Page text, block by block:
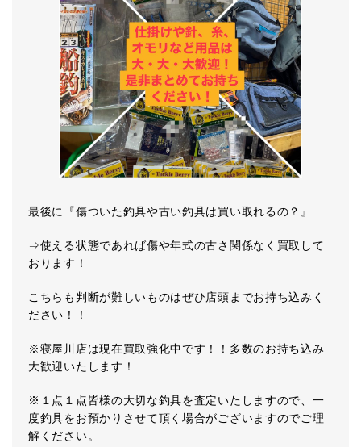
最後に『傷ついた釣具や古い釣具は買い取れるの？』
⇒使える状態であれば傷や年式の古さ関係なく買取して
おります！
こちらも判断が難しいものはぜひ店頭までお持ち込みく
ださい！！
※寝屋川店は現在買取強化中です！！多数のお持ち込み
大歓迎いたします！
※１点１点皆様の大切な釣具を査定いたしますので、一
度釣具をお預かりさせて頂く場合がございますのでご理
解ください。